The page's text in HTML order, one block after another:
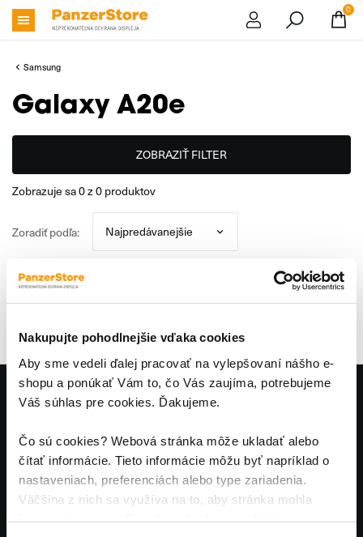
Nakupujte pohodlnejšie vďaka cookies
Aby sme vedeli ďalej pracovať na vylepšovaní nášho e-
shopu a ponúkať Vám to, čo Vás zaujíma, potrebujeme
Váš súhlas pre cookies. Ďakujeme.
Čo sú cookies? Webová stránka môže ukladať alebo
čítať informácie. Tieto informácie môžu byť napríklad o
nastaveniach, preferenciách alebo type zariadenia.
Väčšina z nich sa využíva na to, aby stránka mohla
fungovať správne. Pretože rešpektujeme Vaše právo na
0
Samsung
Galaxy A20e
ZOBRAZIŤ FILTER
zobrazuje sa0z0 produktov
Zoradiť podľa:
U nás nájdete bezkonkurenčné ceny